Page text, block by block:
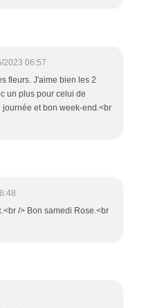
2023 06:57
fleurs. J'aime bien les 2
un plus pour celui de
journée et bon week-end.<br
/> Bon samedi Rose.<br